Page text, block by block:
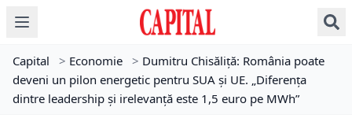
Capital > Economie > Dumitru Chisăliță: România poate
deveni un pilon energetic pentru SUA și UE. „Diferența
dintre leadership și irelevanță este 1,5 euro pe MWh”